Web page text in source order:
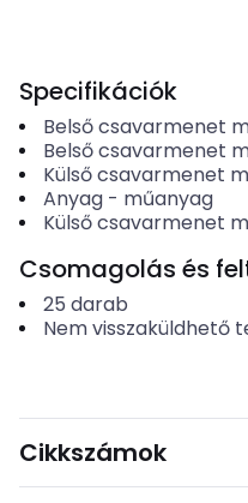
Specifikációk
Belső csavarmenet
Belső csavarmenet
Külső csavarmenet
Anyag- műanyag
Külső csavarmenet
Csomagolás és
25 darab
Nem visszaküldhető
Cikkszámok